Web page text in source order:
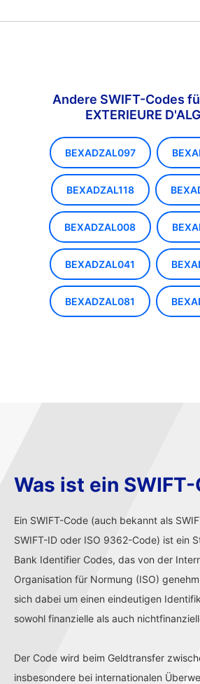
Andere SWIFT-Codes
EXTERIEURE
BEXADZAL097
BEXADZAL118
BEXADZAL008
BEXADZAL041
BEXADZAL081
Was ist ein
Ein SWIFT-Code (auch bekannt als
SWIFT-ID oder ISO 9362-Code) ist ein
Bank Identifier Codes, das von der
Organisation für Normung (ISO)
sich dabei um einen eindeutigen
sowohl finanzielle als auch
Der Code wird beim Geldtransfer
insbesondere bei internationalen